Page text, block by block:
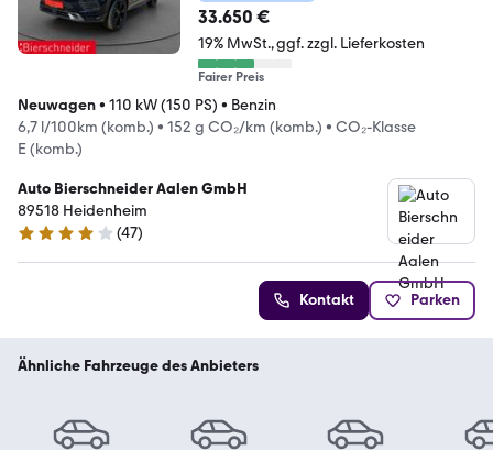
33.650 €
19% MwSt. ggf. zzgl. Lieferkosten
Fairer Preis
Neuwagen• 110 kW (150 PS) • Benzin
6,7 l/100km (komb.) • 152 g CO₂/km (komb.) • CO₂-Klasse
E (komb.)
Auto Bierschneider Aalen GmbH
89518 Heidenheim
4.2 Sterne
(47)
Kontakt Parken
Ähnliche Fahrzeuge des Anbieters